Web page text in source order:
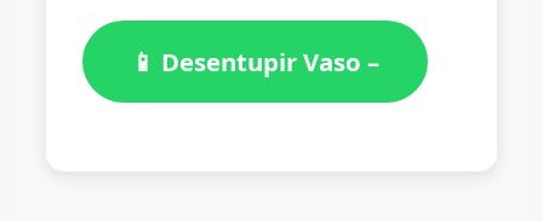
📱 Desentupir Vaso –